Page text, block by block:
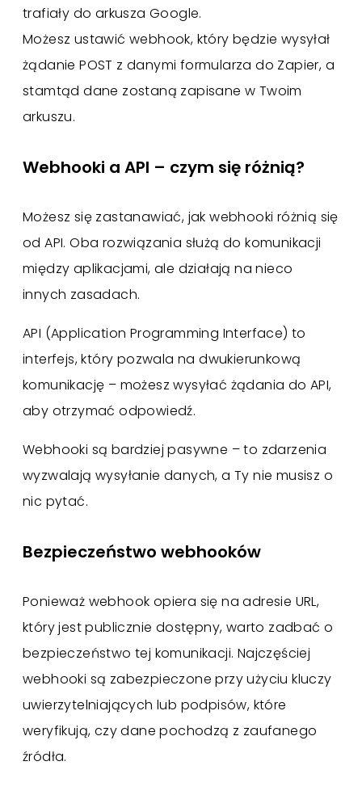
trafiały do arkusza Google.
Możesz ustawić webhook, który będzie wysyłał
żądanie POST z danymi formularza do Zapier, a
stamtąd dane zostaną zapisane w Twoim
arkuszu.
Webhooki a API – czym się różnią?
Możesz się zastanawiać, jak webhooki różnią się
od API. Oba rozwiązania służą do komunikacji
między aplikacjami, ale działają na nieco
innych zasadach.
API (Application Programming Interface) to
interfejs, który pozwala na dwukierunkową
komunikację – możesz wysyłać żądania do API,
aby otrzymać odpowiedź.
Webhooki są bardziej pasywne – to zdarzenia
wyzwalają wysyłanie danych, a Ty nie musisz o
nic pytać.
Bezpieczeństwo webhooków
Ponieważ webhook opiera się na adresie URL,
który jest publicznie dostępny, warto zadbać o
bezpieczeństwo tej komunikacji. Najczęściej
webhooki są zabezpieczone przy użyciu kluczy
uwierzytelniających lub podpisów, które
weryfikują, czy dane pochodzą z zaufanego
źródła.